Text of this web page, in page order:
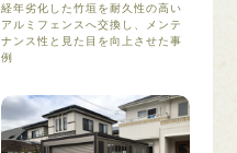
経年劣化した竹垣を耐久性の高い
アルミフェンスへ交換し、メンテ
ナンス性と見た目を向上させた事
例